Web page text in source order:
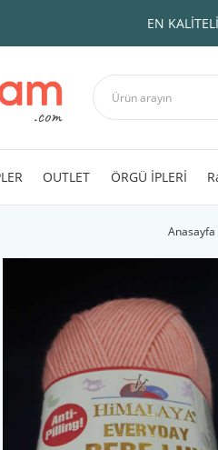
EN
OUTLET ÖRGÜ İPLERİ
Anasayfa